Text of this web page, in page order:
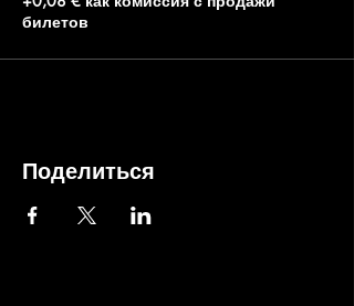
билетов
Поделиться